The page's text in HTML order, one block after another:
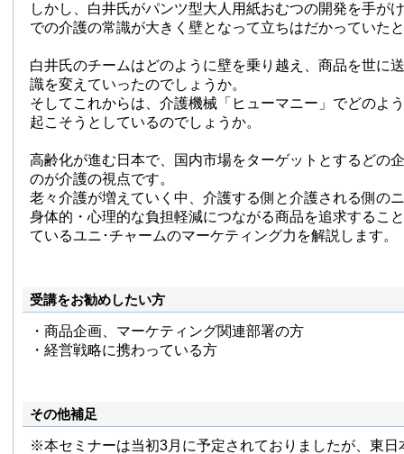
しかし、白井氏がパンツ型大人用紙おむつの開発を手が
での介護の常識が大きく壁となって立ちはだかっていた
白井氏のチームはどのように壁を乗り越え、商品を世に
識を変えていったのでしょうか。
そしてこれからは、介護機械「ヒューマニー」でどのよ
起こそうとしているのでしょうか。
高齢化が進む日本で、国内市場をターゲットとするどの
のが介護の視点です。
老々介護が増えていく中、介護する側と介護される側の
身体的・心理的な負担軽減につながる商品を追求するこ
ているユニ･チャームのマーケティング力を解説します。
受講をお勧めしたい方
・商品企画、マーケティング関連部署の方
・経営戦略に携わっている方
その他補足
※本セミナーは当初3月に予定されておりましたが、東日